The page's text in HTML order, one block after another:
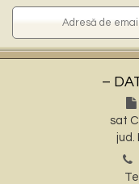
–
sat
jud.